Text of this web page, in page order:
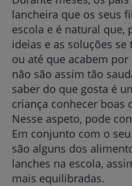
lancheira que os seus
escola e é natural que,
ideias e as soluções
ou até que acabem
não são assim tão
saber do que gosta é
criança conhecer boas
Nesse aspeto, pode
Em conjunto com o
são alguns dos
lanches na escola,
mais equilibradas.